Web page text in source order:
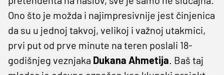
Ono što je možda i najimpresivnije jest činjenica
da su u jednoj takvoj, velikoj i važnoj utakmici,
prvi put od prve minute na teren poslali 18-
godišnjeg veznjaka Dukana Ahmetija. Baš taj